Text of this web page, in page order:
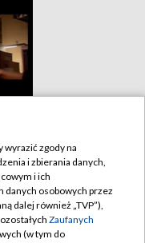
GDAŃSK
wyrazić zgody na
i zbierania danych,
i ich
danych osobowych przez
dalej również „TVP”),
Zaufanych
(w tym do